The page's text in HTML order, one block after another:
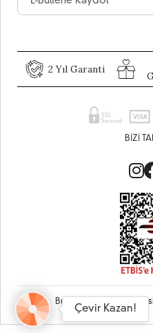
2 Yıl Garanti
BIZI
Bu site Vikaon E-Ticaret
Çevir Kazan!